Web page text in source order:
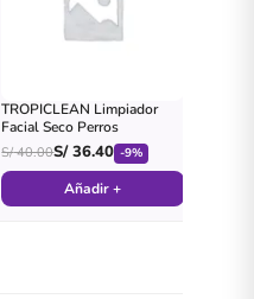
TROPICLEAN Limpiador
Facial Seco Perros
S/40.00S/36.40 -9%
Añadir +